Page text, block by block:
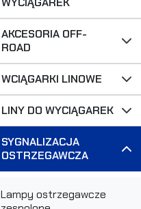
AKCESORIA OFF-
ROAD
WCIĄGARKI LINOWE
LINY DO WYCIĄGAREK
SYGNALIZACJA
OSTRZEGAWCZA
Lampy ostrzegawcze